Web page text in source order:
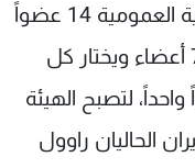
وبعد إكتمال النصاب، تنتخب الجمعية العمومية 14 عضواً
للهيئة التنفيذية، ويُعيّن البطريرك 7 أعضاء ويختار كل
لتصبح الهيئة
الحاليان راوول